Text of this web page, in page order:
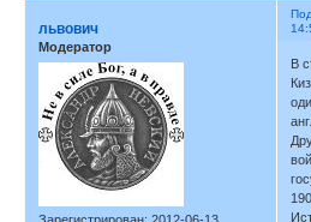
львович
Модератор
В